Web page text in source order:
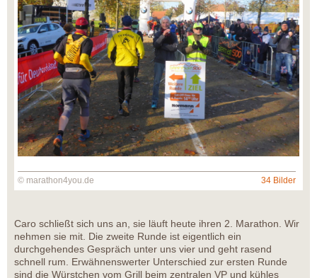
© marathon4you.de 34 Bilder
Caro schließt sich uns an, sie läuft heute ihren 2. Marathon. Wir
nehmen sie mit. Die zweite Runde ist eigentlich ein
durchgehendes Gespräch unter uns vier und geht rasend
schnell rum. Erwähnenswerter Unterschied zur ersten Runde
sind die Würstchen vom Grill beim zentralen VP und kühles